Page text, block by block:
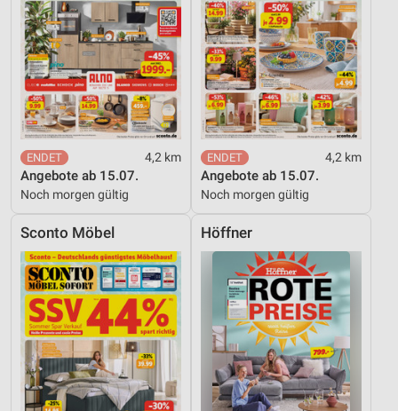
4,2 km
Angebote ab 15.07.
Noch morgen gültig
4,2 km
Angebote ab 15.07.
Noch morgen gültig
Sconto Möbel Höffner